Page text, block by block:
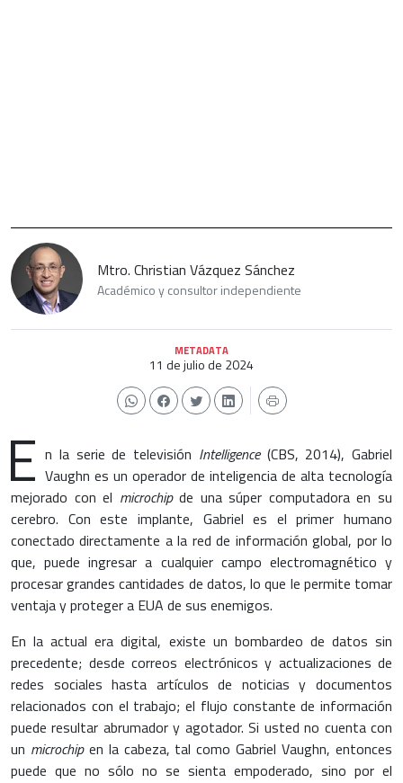
Mtro. Christian Vázquez Sánchez
Académico y consultor independiente
METADATA
11 de julio de 2024
E n la serie de televisión Intelligence(CBS, 2014), Gabriel
Vaughn es un operador de inteligencia de alta tecnología
mejorado con el microchipde una súper computadora en su
cerebro. Con este implante, Gabriel es el primer humano
conectado directamente a la red de información global, por lo
que, puede ingresar a cualquier campo electromagnético y
procesar grandes cantidades de datos, lo que le permite tomar
ventaja y proteger a EUA de sus enemigos.
En la actual era digital, existe un bombardeo de datos sin
precedente; desde correos electrónicos y actualizaciones de
redes sociales hasta artículos de noticias y documentos
relacionados con el trabajo; el flujo constante de información
puede resultar abrumador y agotador. Si usted no cuenta con
un microchipen la cabeza, tal como Gabriel Vaughn, entonces
puede que no sólo no se sienta empoderado, sino por el